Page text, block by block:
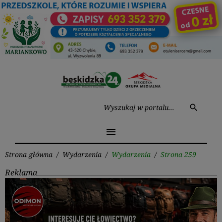
Przejdź
do
treści
search
menu
Strona główna / Wydarzenia / Wydarzenia / Strona 259
Reklama